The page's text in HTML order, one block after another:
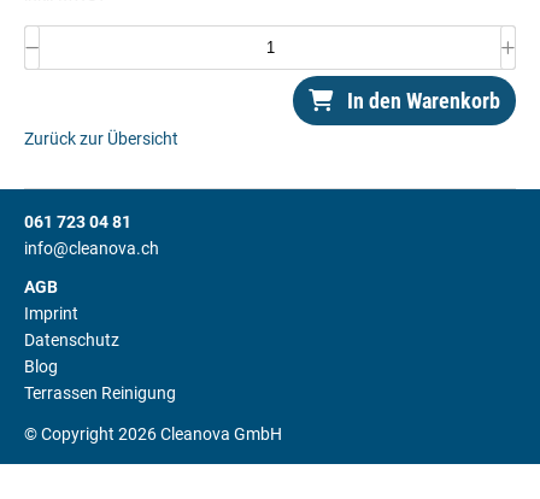
In den Warenkorb
Zurück zur Übersicht
061 723 04 81
info@cleanova.ch
AGB
Imprint
Datenschutz
Blog
Terrassen Reinigung
© Copyright 2026 Cleanova GmbH